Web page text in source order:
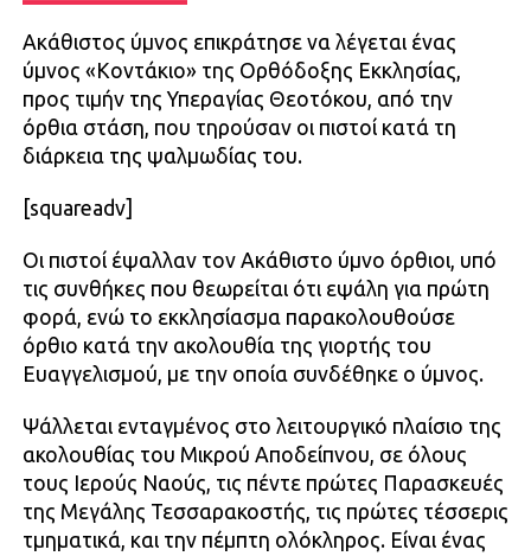
Ακάθιστος ύμνος επικράτησε να λέγεται ένας
ύμνος «Κοντάκιο» της Ορθόδοξης Εκκλησίας,
προς τιμήν της Υπεραγίας Θεοτόκου, από την
όρθια στάση, που τηρούσαν οι πιστοί κατά τη
διάρκεια της ψαλμωδίας του.
[squareadv]
Οι πιστοί έψαλλαν τον Ακάθιστο ύμνο όρθιοι, υπό
τις συνθήκες που θεωρείται ότι εψάλη για πρώτη
φορά, ενώ το εκκλησίασμα παρακολουθούσε
όρθιο κατά την ακολουθία της γιορτής του
Ευαγγελισμού, με την οποία συνδέθηκε ο ύμνος.
Ψάλλεται ενταγμένος στο λειτουργικό πλαίσιο της
ακολουθίας του Μικρού Αποδείπνου, σε όλους
τους Ιερούς Ναούς, τις πέντε πρώτες Παρασκευές
της Μεγάλης Τεσσαρακοστής, τις πρώτες τέσσερις
τμηματικά, και την πέμπτη ολόκληρος. Είναι ένας